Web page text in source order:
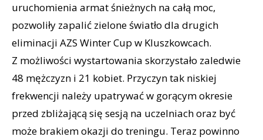
uruchomienia armat śnieżnych na całą moc,
pozwoliły zapalić zielone światło dla drugich
eliminacji AZS Winter Cup w Kluszkowcach.
Z możliwości wystartowania skorzystało zaledwie
48 mężczyzn i 21 kobiet. Przyczyn tak niskiej
frekwencji należy upatrywać w gorącym okresie
przed zbliżającą się sesją na uczelniach oraz być
może brakiem okazji do treningu. Teraz powinno